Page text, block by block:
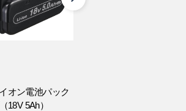
オン電池パック
18V 5Ah）